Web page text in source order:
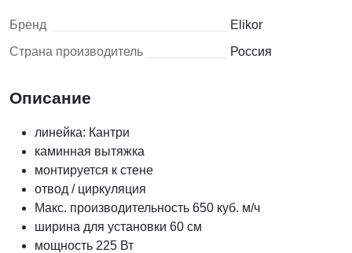
Бренд
Elikor
Страна производитель
Россия
Описание
линейка: Кантри
каминная вытяжка
монтируется к стене
отвод / циркуляция
Макс. производительность 650 куб. м/ч
ширина для установки 60 см
мощность 225 Вт